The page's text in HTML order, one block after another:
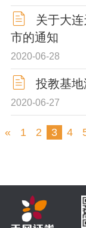
关于大
市的通知
2020-06-28
投教基
2020-06-27
« 1 2 3 4